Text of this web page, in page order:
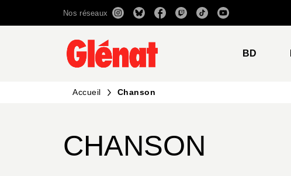
RECHERCHE CONTENU
Nos réseaux
BD
Accueil Chanson
CHANSON